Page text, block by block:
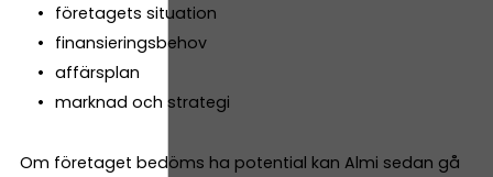
företagets situation
finansieringsbehov
affärsplan
marknad och strategi
Om företaget bedöms ha potential kan Almi sedan gå